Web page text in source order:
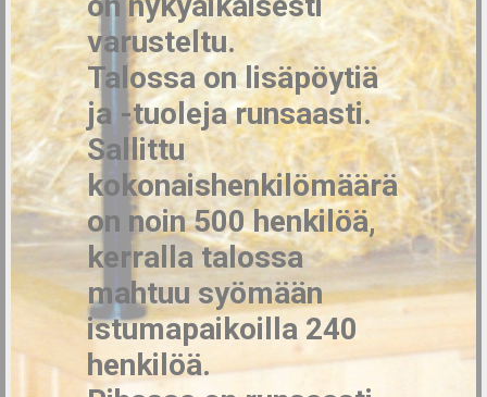
varusteltu.
Talossa on lisäpöytiä
ja -tuoleja runsaasti.
Sallittu
kokonaishenkilömäärä
on noin 500 henkilöä,
kerralla talossa
mahtuu syömään
istumapaikoilla 240
henkilöä.